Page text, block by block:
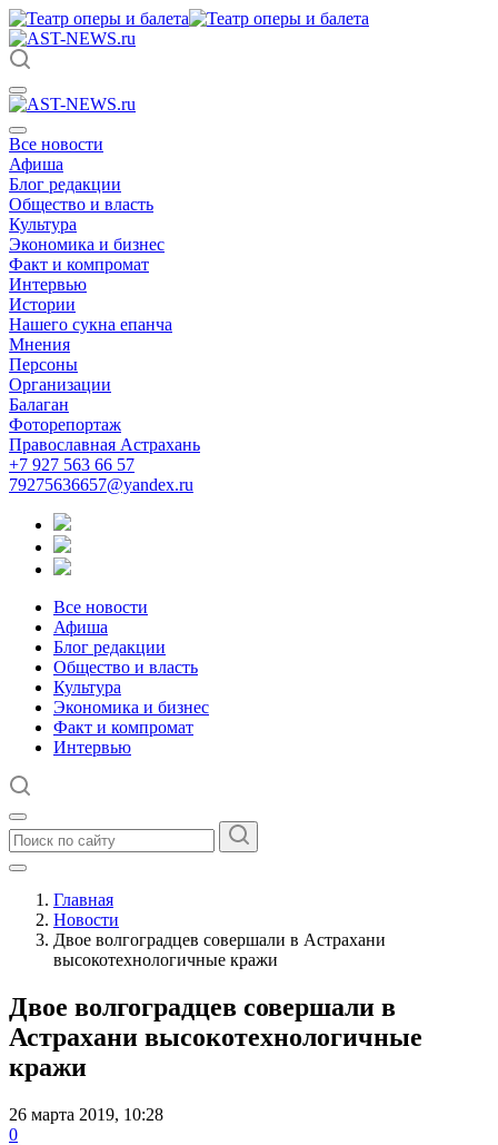
Все новости
Афиша
Блог редакции
Общество и власть
Культура
Экономика и бизнес
Факт и компромат
Интервью
Истории
Нашего сукна епанча
Мнения
Персоны
Организации
Балаган
Фоторепортаж
Православная Астрахань
+7 927 563 66 57
79275636657@yandex.ru
Все новости
Афиша
Блог редакции
Общество и власть
Культура
Экономика и бизнес
Факт и компромат
Интервью
Главная
Новости
Двое волгоградцев совершали в Астрахани
высокотехнологичные кражи
Двое волгоградцев совершали в
Астрахани высокотехнологичные
кражи
26 марта 2019, 10:28
0